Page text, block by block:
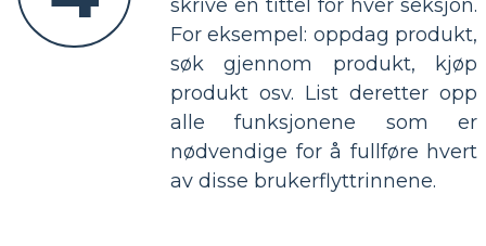
skrive en tittel for hver seksjon.
For eksempel: oppdag produkt,
søk gjennom produkt, kjøp
produkt osv. List deretter opp
alle funksjonene som er
nødvendige for å fullføre hvert
av disse brukerflyttrinnene.